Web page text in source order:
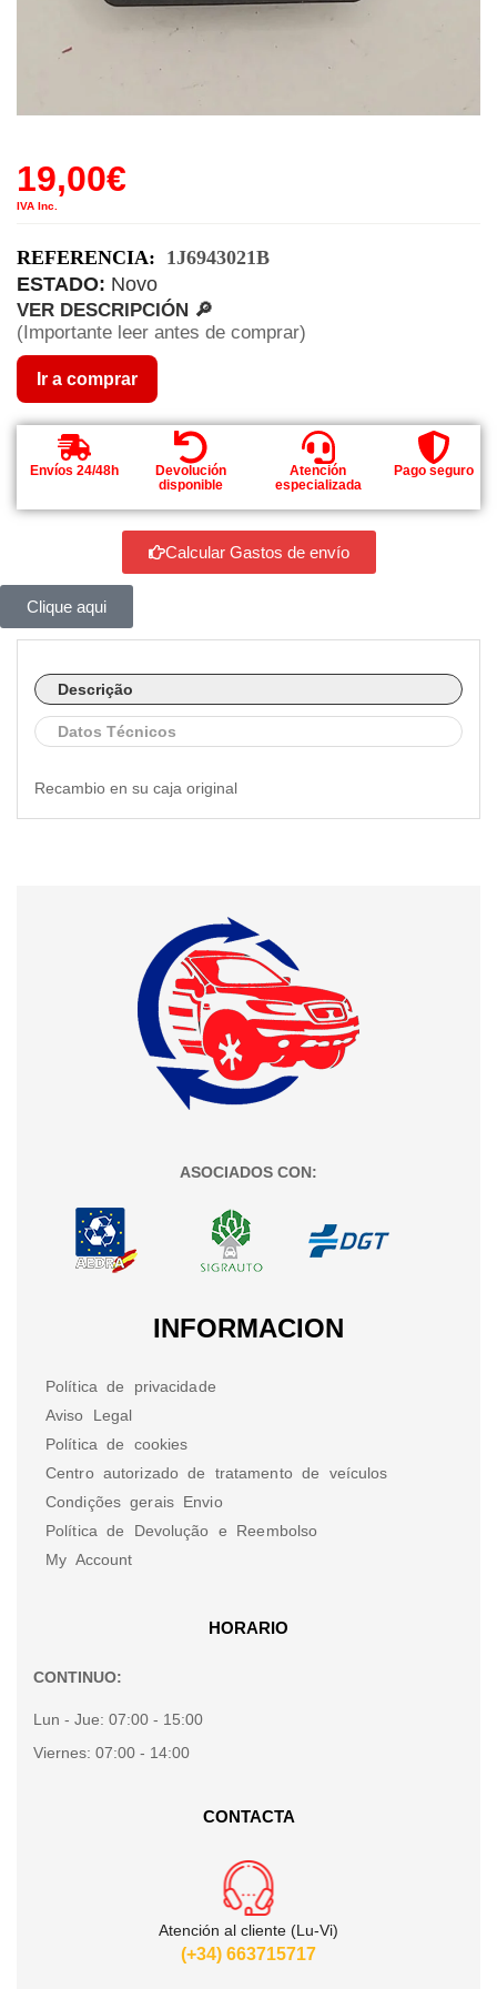
19,00€
IVA Inc.
REFERENCIA: 1J6943021B
ESTADO: Novo
VER DESCRIPCIÓN 🔎
(Importante leer antes de comprar)
Ir a comprar
Envíos 24/48h
Devolución
disponible
Atención
especializada
Pago seguro
Calcular Gastos de envío
Clique aqui
Descrição
Datos Técnicos
Recambio en su caja original
ASOCIADOS CON:
INFORMACION
Política de privacidade
Aviso Legal
Política de cookies
Centro autorizado de tratamento de veículos
Condições gerais Envio
Política de Devolução e Reembolso
My Account
HORARIO
CONTINUO:
Lun - Jue: 07:00 - 15:00
Viernes: 07:00 - 14:00
CONTACTA
Atención al cliente (Lu-Vi)
(+34) 663715717